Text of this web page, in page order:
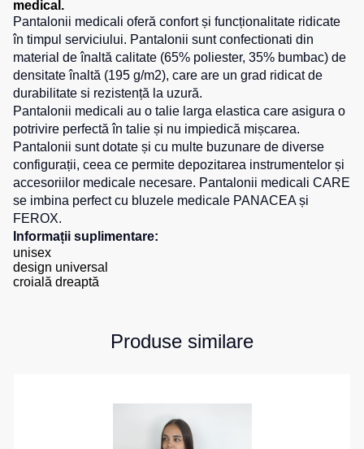
de
lucru
Veste
reflectorizante
pentru
copii
Combinezoane
Hanorace
Hanorace
cu
Hanorac
Tours
Hanorace
Hanorac
Honorace
pentru
sport
Pantaloni
scurți
copii
Îmbrăcăminte
cu
vizibilitate
înaltă
0 unit.
0 unit.
medical.
Pantalonii medicali oferă confort și funcționalitate ridicate
în timpul serviciului. Pantalonii sunt confectionati din
material de înaltă calitate (65% poliester, 35% bumbac) de
densitate înaltă (195 g/m2), care are un grad ridicat de
durabilitate si rezistență la uzură.
Pantalonii medicali au o talie larga elastica care asigura o
potrivire perfectă în talie și nu impiedică mișcarea.
Pantalonii sunt dotate și cu multe buzunare de diverse
configurații, ceea ce permite depozitarea instrumentelor și
accesoriilor medicale necesare. Pantalonii medicali CARE
se imbina perfect cu bluzele medicale PANACEA și
FEROX.
Informații suplimentare:
unisex
design universal
croială dreaptă
Produse similare